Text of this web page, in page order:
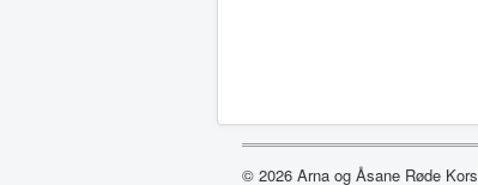
© 2026 Arna og Åsane Røde Kors